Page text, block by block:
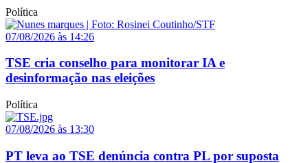
Política
07/08/2026 às 14:26
TSE cria conselho para monitorar IA e
desinformação nas eleições
Política
07/08/2026 às 13:30
PT leva ao TSE denúncia contra PL por suposta